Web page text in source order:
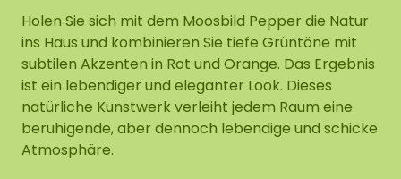
Holen Sie sich mit dem Moosbild Pepper die Natur
ins Haus und kombinieren Sie tiefe Grüntöne mit
subtilen Akzenten in Rot und Orange. Das Ergebnis
ist ein lebendiger und eleganter Look. Dieses
natürliche Kunstwerk verleiht jedem Raum eine
beruhigende, aber dennoch lebendige und schicke
Atmosphäre.